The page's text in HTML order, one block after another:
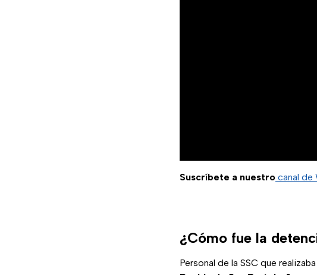
Suscríbete a nuestro canal de
¿Cómo fue la
Personal de la SSC que